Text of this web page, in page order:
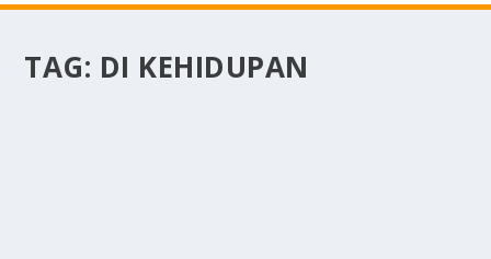
TAG: DI KEHIDUPAN